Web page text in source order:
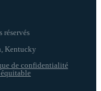
de confidentialité